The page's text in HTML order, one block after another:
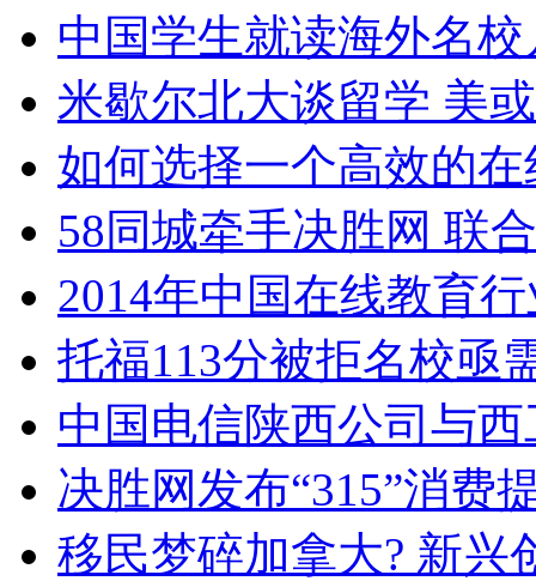
中国学生就读海外名
米歇尔北大谈留学 美
如何选择一个高效的
58同城牵手决胜网 联
2014年中国在线教育
托福113分被拒名校亟
中国电信陕西公司与
决胜网发布“315”消费
移民梦碎加拿大? 新兴